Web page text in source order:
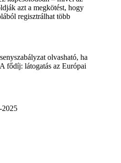
azt a megkötést, hogy
regisztrálhat több
olvasható, ha
fődíj: látogatás az Európai
2025